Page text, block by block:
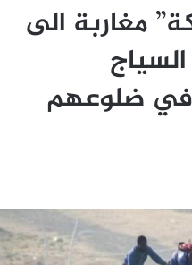
مغاربة الى
في ضلوعهم